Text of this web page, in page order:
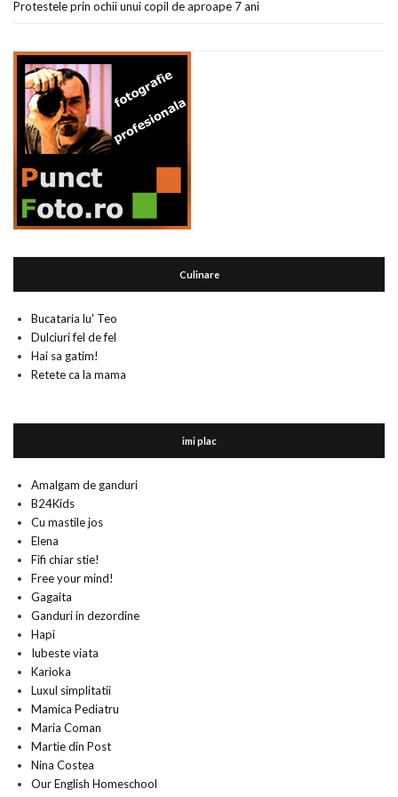
Protestele prin ochii unui copil de aproape 7 ani
Culinare
Bucataria lu' Teo
Dulciuri fel de fel
Hai sa gatim!
Retete ca la mama
imi plac
Amalgam de ganduri
B24Kids
Cu mastile jos
Elena
Fifi chiar stie!
Free your mind!
Gagaita
Ganduri in dezordine
Hapi
Iubeste viata
Karioka
Luxul simplitatii
Mamica Pediatru
Maria Coman
Martie din Post
Nina Costea
Our English Homeschool